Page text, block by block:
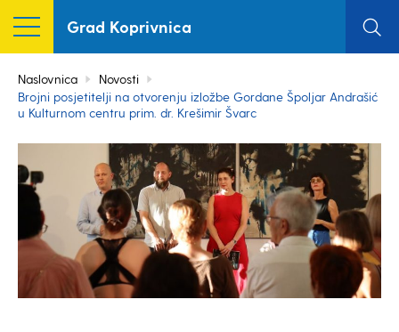
Grad Koprivnica
Naslovnica
Novosti
Brojni posjetitelji na otvorenju izložbe Gordane Špoljar Andrašić
u Kulturnom centru prim. dr. Krešimir Švarc